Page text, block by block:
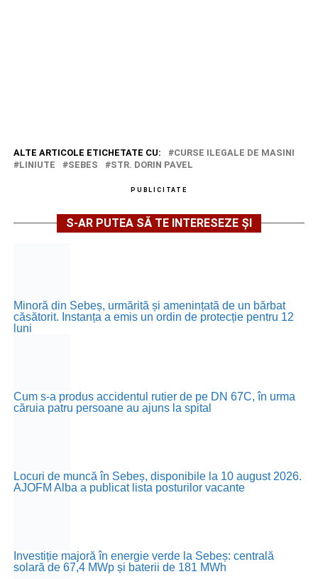
ALTE ARTICOLE ETICHETATE CU:
CURSE ILEGALE DE MASINI
LINIUTE
SEBES STR. DORIN PAVEL
PUBLICITATE
S-AR PUTEA SĂ TE INTERESEZE ȘI
Minoră din Sebeș, urmărită și amenințată de un bărbat
căsătorit. Instanța a emis un ordin de protecție pentru 12
luni
Cum s-a produs accidentul rutier de pe DN 67C, în urma
căruia patru persoane au ajuns la spital
Locuri de muncă în Sebeș, disponibile la 10 august 2026.
AJOFM Alba a publicat lista posturilor vacante
Investiție majoră în energie verde la Sebeș: centrală
solară de 67,4 MWp și baterii de 181 MWh